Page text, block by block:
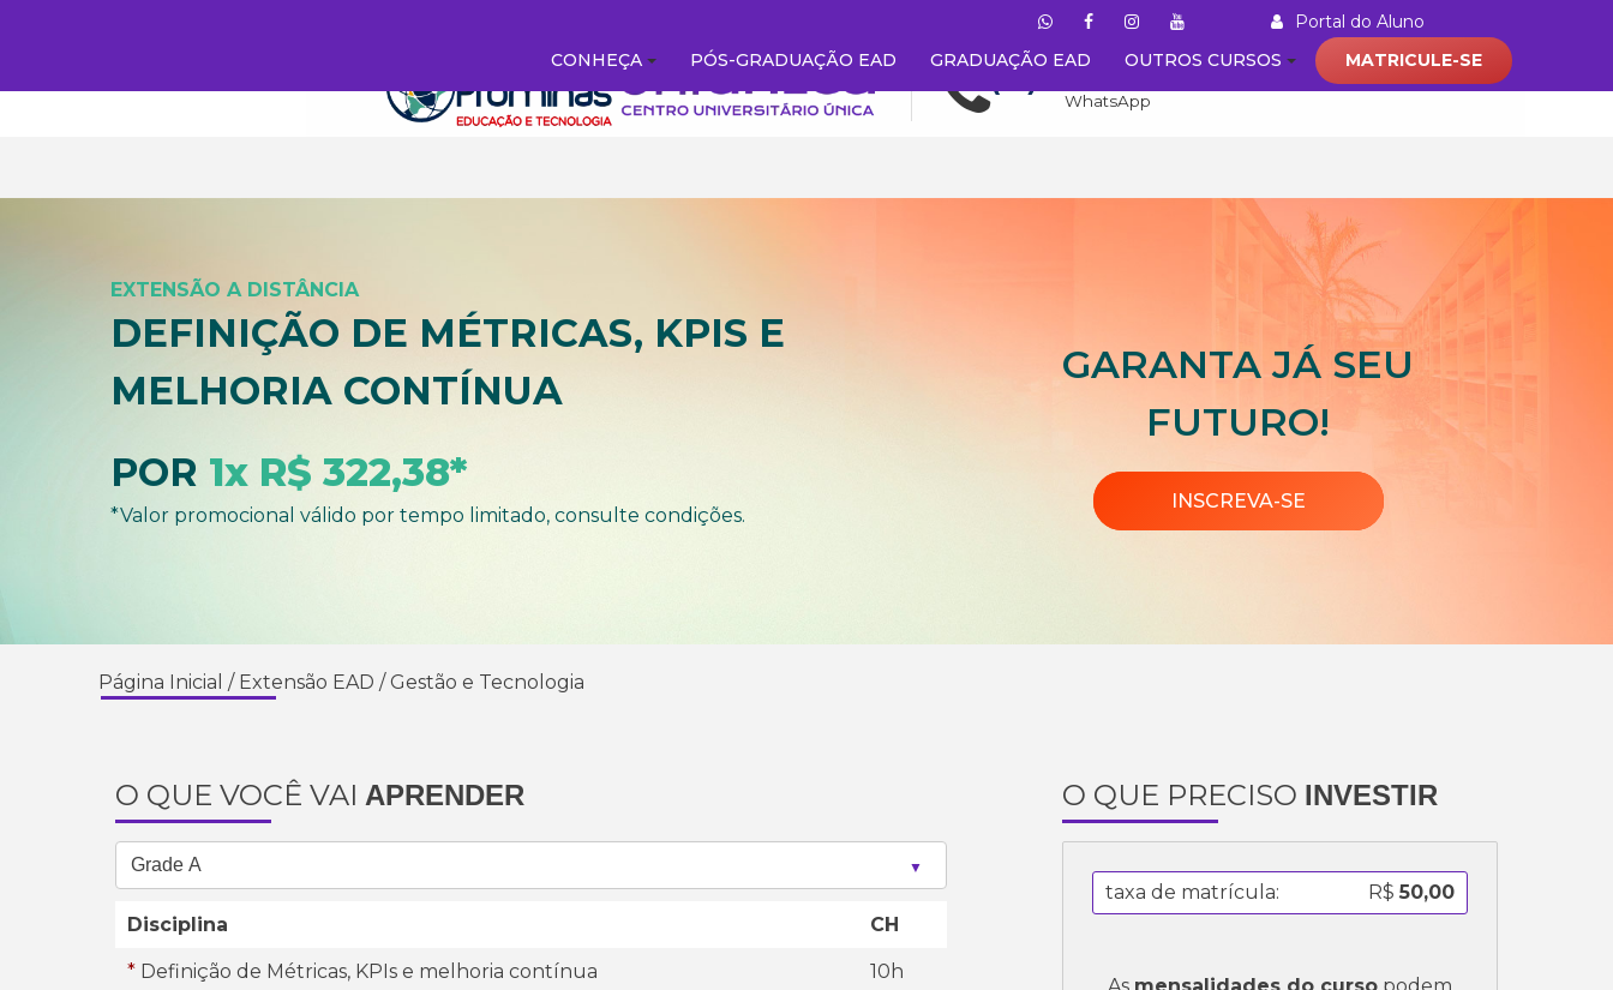
Portal do Aluno
(21) 92000 - 8469
CONHEÇA PÓS-GRADUAÇÃO EAD GRADUAÇÃO EAD OUTROS CURSOS MATRICULE-SE
EXTENSÃO A DISTÂNCIA
DEFINIÇÃO DE MÉTRICAS, KPIS E
MELHORIA CONTÍNUA
POR 1x R$ 322,38*
*Valor promocional válido por tempo limitado, consulte condições.
GARANTA JÁ SEU
FUTURO!
INSCREVA-SE
Página Inicial / Extensão EAD /Gestão e Tecnologia
O QUE VOCÊ VAI APRENDER
Disciplina CH
* Definição de Métricas, KPIs e melhoria contínua 10h
O QUE PRECISO INVESTIR
taxa de matrícula: R$ 50,00